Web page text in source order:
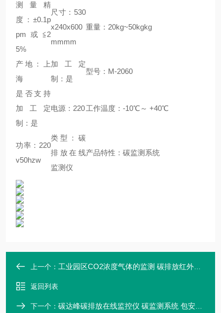
测量精
度：±0.1p
pm或≦2
5%
尺寸：530
x240x600
mmmm
重量：20kg~50kgkg
产地：上
海
加工定
制：是
型号：M-2060
是否支持
加工定
制：是
电源：220工作温度：-10℃～ +40℃
功率：220
v50hzw
类型：碳
排放在线
监测仪
产品特性：碳监测系统
上一个： 工业园区CO2浓度气体的监测 碳排放红外线气体分析仪
返回列表
下一个： 碳达峰碳排放在线监控仪 碳监测系统 包安装调试